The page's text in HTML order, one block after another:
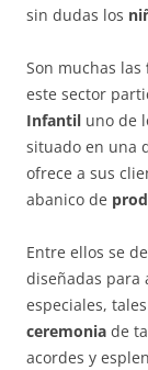
sin dudas los
Son muchas las
este sector
Infantil uno de
situado en una
ofrece a sus
abanico de
Entre ellos se
diseñadas para
especiales,
ceremonia de
acordes y